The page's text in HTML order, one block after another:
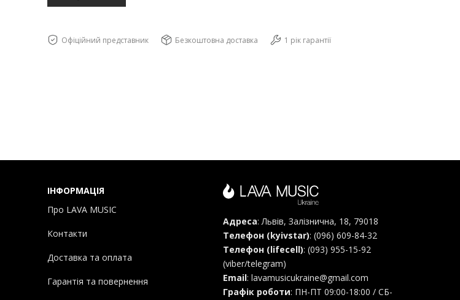
Офіційний представник Безкоштовна доставка 1 рік гарантії
ІНФОРМАЦІЯ
Про LAVA MUSIC
Контакти
Доставка та оплата
Гарантія та повернення
Адреса: Львів, Залізнична, 18, 79018
Телефон (kyivstar): (096) 609-84-32
Телефон (lifecell): (093) 955-15-92
(viber/telegram)
Email: lavamusicukraine@gmail.com
Графік роботи: ПН-ПТ 09:00-18:00 / СБ-